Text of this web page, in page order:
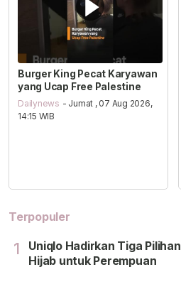
Burger King Pecat Karyawan
yang Ucap Free Palestine
Dailynews - Jumat , 07 Aug 2026,
14:15 WIB
Terpopuler
1
Uniqlo Hadirkan Tiga Pilihan
Hijab untuk Perempuan